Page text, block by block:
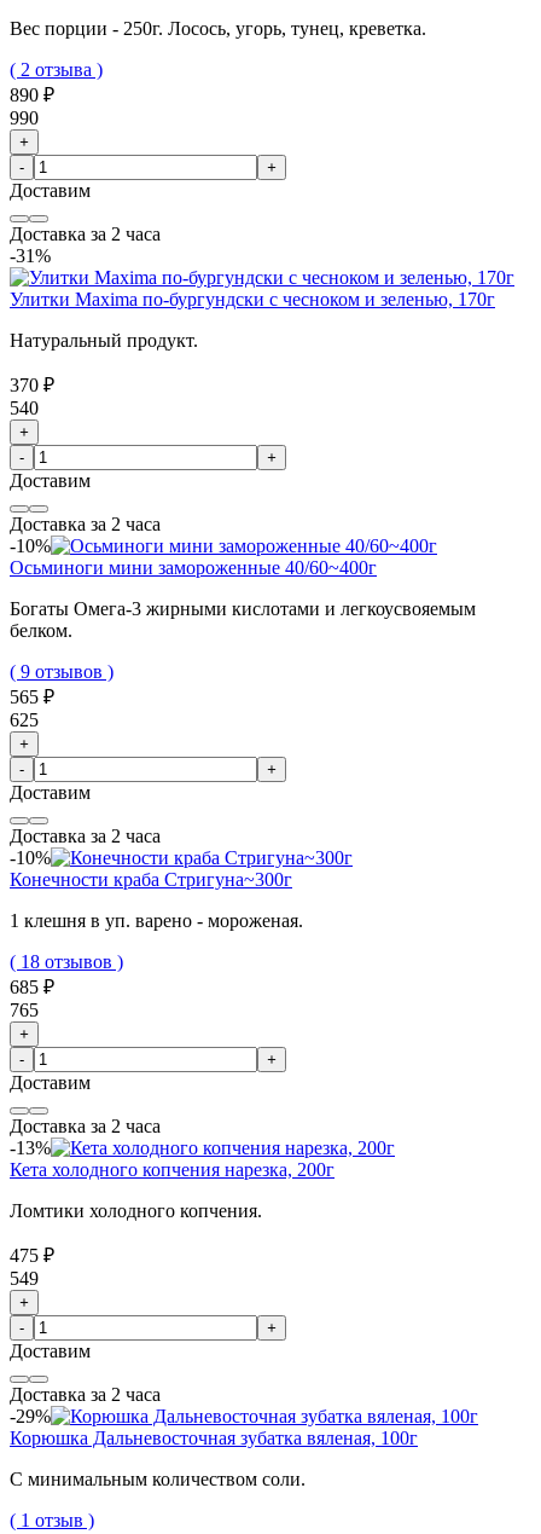
Вес порции - 250г. Лосось, угорь, тунец, креветка.
( 2 отзыва )
890 ₽
990
+
-
+
Доставим
Доставка за 2 часа
-31%
Улитки Maxima по-бургундски с чесноком и зеленью, 170г
Натуральный продукт.
370 ₽
540
+
-
+
Доставим
Доставка за 2 часа
-10%
Осьминоги мини замороженные 40/60~400г
Богаты Омега-3 жирными кислотами и легкоусвояемым
белком.
( 9 отзывов )
565 ₽
625
+
-
+
Доставим
Доставка за 2 часа
-10%
Конечности краба Стригуна~300г
1 клешня в уп. варено - мороженая.
( 18 отзывов )
685 ₽
765
+
-
+
Доставим
Доставка за 2 часа
-13%
Кета холодного копчения нарезка, 200г
Ломтики холодного копчения.
475 ₽
549
+
-
+
Доставим
Доставка за 2 часа
-29%
Корюшка Дальневосточная зубатка вяленая, 100г
С минимальным количеством соли.
( 1 отзыв )